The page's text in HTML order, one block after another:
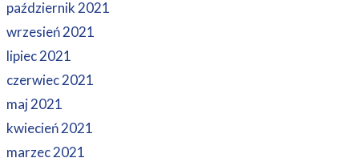
październik 2021
wrzesień 2021
lipiec 2021
czerwiec 2021
maj 2021
kwiecień 2021
marzec 2021